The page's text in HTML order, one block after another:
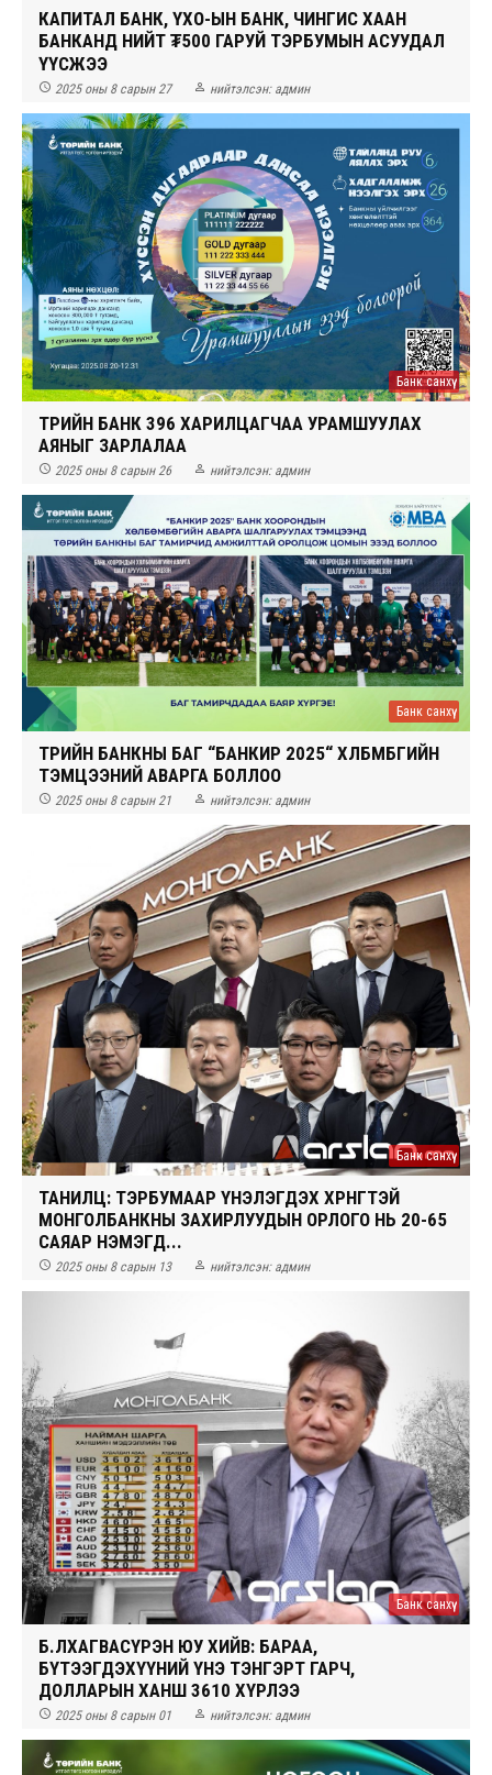
КАПИТАЛ БАНК, ҮХО-ЫН БАНК, ЧИНГИС ХААН
БАНКАНД НИЙТ ₮500 ГАРУЙ ТЭРБУМЫН АСУУДАЛ
ҮҮСЖЭЭ
 2025 оны 8 сарын 27  нийтэлсэн: админ
Банк санхүү
ТӨРИЙН БАНК 396 ХАРИЛЦАГЧАА УРАМШУУЛАХ
АЯНЫГ ЗАРЛАЛАА
 2025 оны 8 сарын 26  нийтэлсэн: админ
Банк санхүү
ТӨРИЙН БАНКНЫ БАГ “БАНКИР 2025“ ХӨЛБӨМБӨГИЙН
ТЭМЦЭЭНИЙ АВАРГА БОЛЛОО
 2025 оны 8 сарын 21  нийтэлсэн: админ
Банк санхүү
ТАНИЛЦ: ТЭРБУМААР ҮНЭЛЭГДЭХ ХӨРӨНГӨТЭЙ
МОНГОЛБАНКНЫ ЗАХИРЛУУДЫН ОРЛОГО НЬ 20-65
САЯАР НЭМЭГД...
 2025 оны 8 сарын 13  нийтэлсэн: админ
Банк санхүү
Б.ЛХАГВАСҮРЭН ЮУ ХИЙВ: БАРАА,
БҮТЭЭГДЭХҮҮНИЙ ҮНЭ ТЭНГЭРТ ГАРЧ,
ДОЛЛАРЫН ХАНШ 3610 ХҮРЛЭЭ
 2025 оны 8 сарын 01  нийтэлсэн: админ